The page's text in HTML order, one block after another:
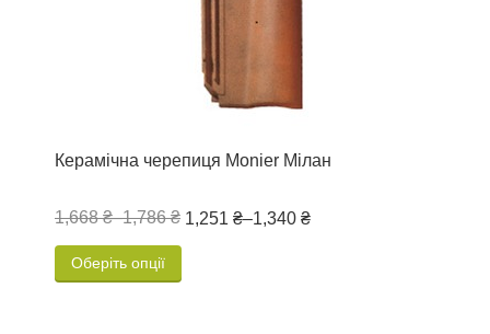
Керамічна черепиця Monier Мілан
1,668 ₴–1,786 ₴ 1,251 ₴–1,340 ₴
Оберіть опції